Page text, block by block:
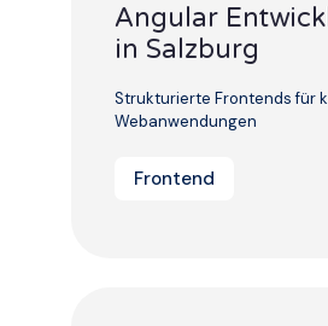
Angular
in Salzburg
Strukturierte Frontends für
Webanwendungen
Frontend